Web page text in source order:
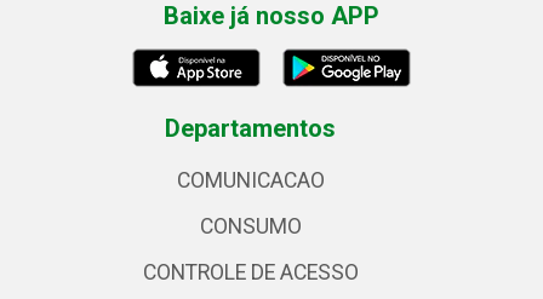
Baixe já nosso APP
Departamentos
COMUNICACAO
CONSUMO
CONTROLE DE ACESSO